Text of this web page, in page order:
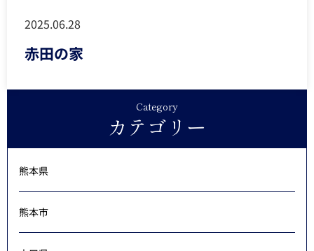
2025.06.28
赤田の家
Category
カテゴリー
熊本県
熊本市